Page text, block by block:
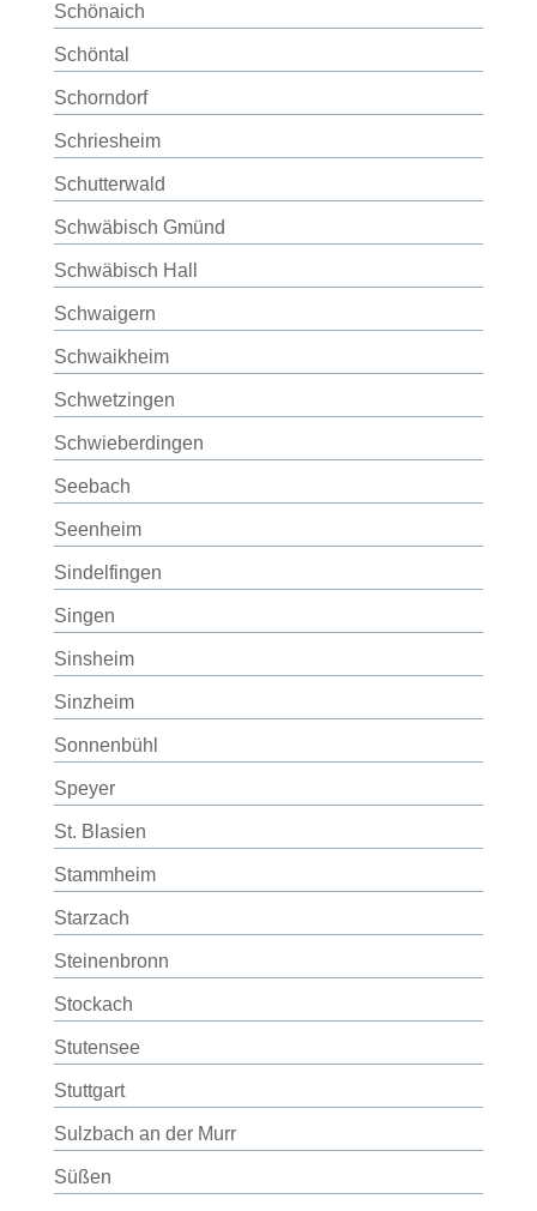
Schönaich
Schöntal
Schorndorf
Schriesheim
Schutterwald
Schwäbisch Gmünd
Schwäbisch Hall
Schwaigern
Schwaikheim
Schwetzingen
Schwieberdingen
Seebach
Seenheim
Sindelfingen
Singen
Sinsheim
Sinzheim
Sonnenbühl
Speyer
St. Blasien
Stammheim
Starzach
Steinenbronn
Stockach
Stutensee
Stuttgart
Sulzbach an der Murr
Süßen